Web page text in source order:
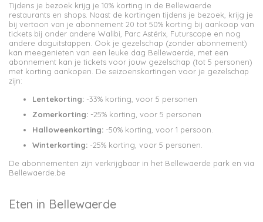
Tijdens je bezoek krijg je 10% korting in de Bellewaerde
restaurants en shops. Naast de kortingen tijdens je bezoek, krijg je
bij vertoon van je abonnement 20 tot 50% korting bij aankoop van
tickets bij onder andere Walibi, Parc Astérix, Futurscope en nog
andere daguitstappen. Ook je gezelschap (zonder abonnement)
kan meegenieten van een leuke dag Bellewaerde, met een
abonnement kan je tickets voor jouw gezelschap (tot 5 personen)
met korting aankopen. De seizoenskortingen voor je gezelschap
zijn:
Lentekorting: -33% korting, voor 5 personen
Zomerkorting: -25% korting, voor 5 personen
Halloweenkorting: -50% korting, voor 1 persoon.
Winterkorting: -25% korting, voor 5 personen.
De abonnementen zijn verkrijgbaar in het Bellewaerde park en via
Bellewaerde.be
Eten in Bellewaerde